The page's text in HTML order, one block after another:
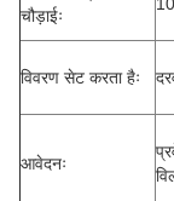
चौड़ाईः
विवरण सेट करता हैः
आवेदनः